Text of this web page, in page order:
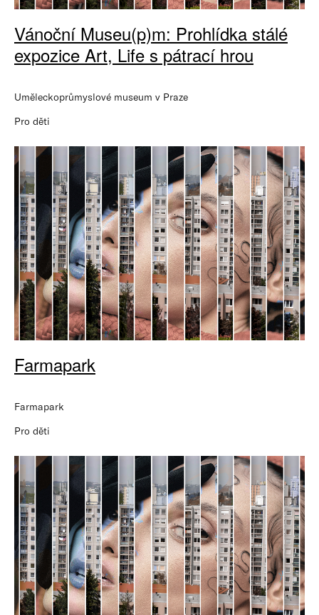
Vánoční Museu(p)m: Prohlídka stálé
expozice Art, Life s pátrací hrou
Uměleckoprůmyslové museum v Praze
Pro děti
Farmapark
Farmapark
Pro děti